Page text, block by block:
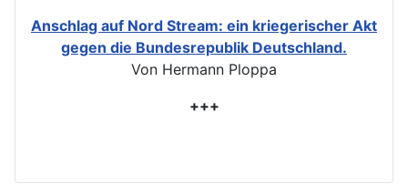
Anschlag auf Nord Stream: ein kriegerischer Akt
gegen die Bundesrepublik Deutschland.
Von Hermann Ploppa
+++